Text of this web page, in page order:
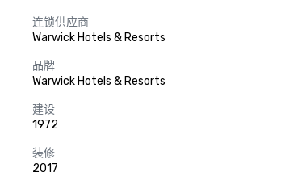
连锁供应商
Warwick Hotels & Resorts
品牌
Warwick Hotels & Resorts
建设
1972
装修
2017